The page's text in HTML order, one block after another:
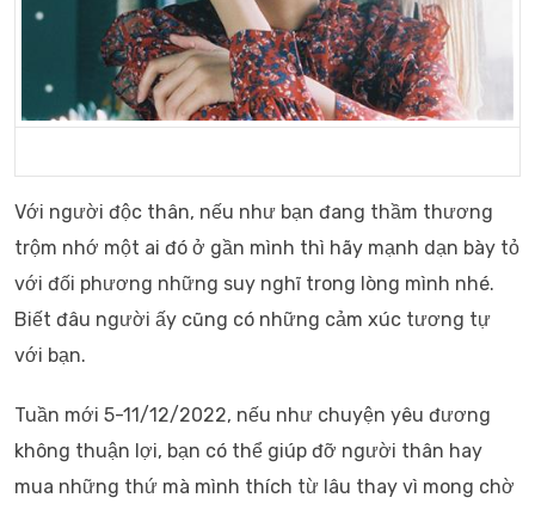
Với người độc thân, nếu như bạn đang thầm thương
trộm nhớ một ai đó ở gần mình thì hãy mạnh dạn bày tỏ
với đối phương những suy nghĩ trong lòng mình nhé.
Biết đâu người ấy cũng có những cảm xúc tương tự
với bạn.
Tuần mới 5-11/12/2022, nếu như chuyện yêu đương
không thuận lợi, bạn có thể giúp đỡ người thân hay
mua những thứ mà mình thích từ lâu thay vì mong chờ